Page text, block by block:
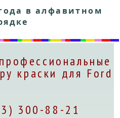
в алфавитном
краски для Ford
300-88-21